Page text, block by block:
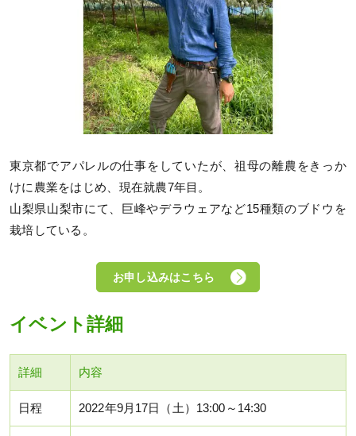
東京都でアパレルの仕事をしていたが、祖母の離農をきっか
けに農業をはじめ、現在就農7年目。
山梨県山梨市にて、巨峰やデラウェアなど15種類のブドウを
栽培している。
お申し込みはこちら
イベント詳細
詳細 内容
日程 2022年9月17日（土）13:00～14:30